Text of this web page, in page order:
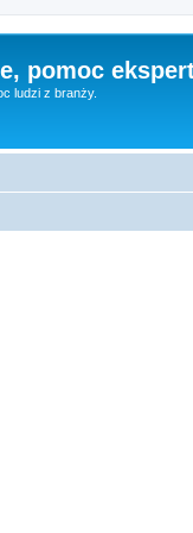
pomoc
ludzi z branży.